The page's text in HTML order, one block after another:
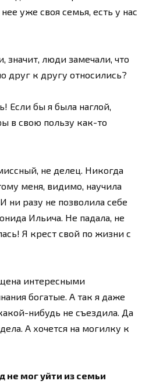
уже своя семья, есть у нас
значит, люди замечали, что
к другу относились?
Если бы я была наглой,
в свою пользу как-то
не делец. Никогда
меня, видимо, научила
ни разу не позволила себе
Ильича. Не падала, не
Я крест свой по жизни с
интересными
богатые. А так я даже
нибудь не съездила. Да
А хочется на могилку к
не мог уйти из семьи